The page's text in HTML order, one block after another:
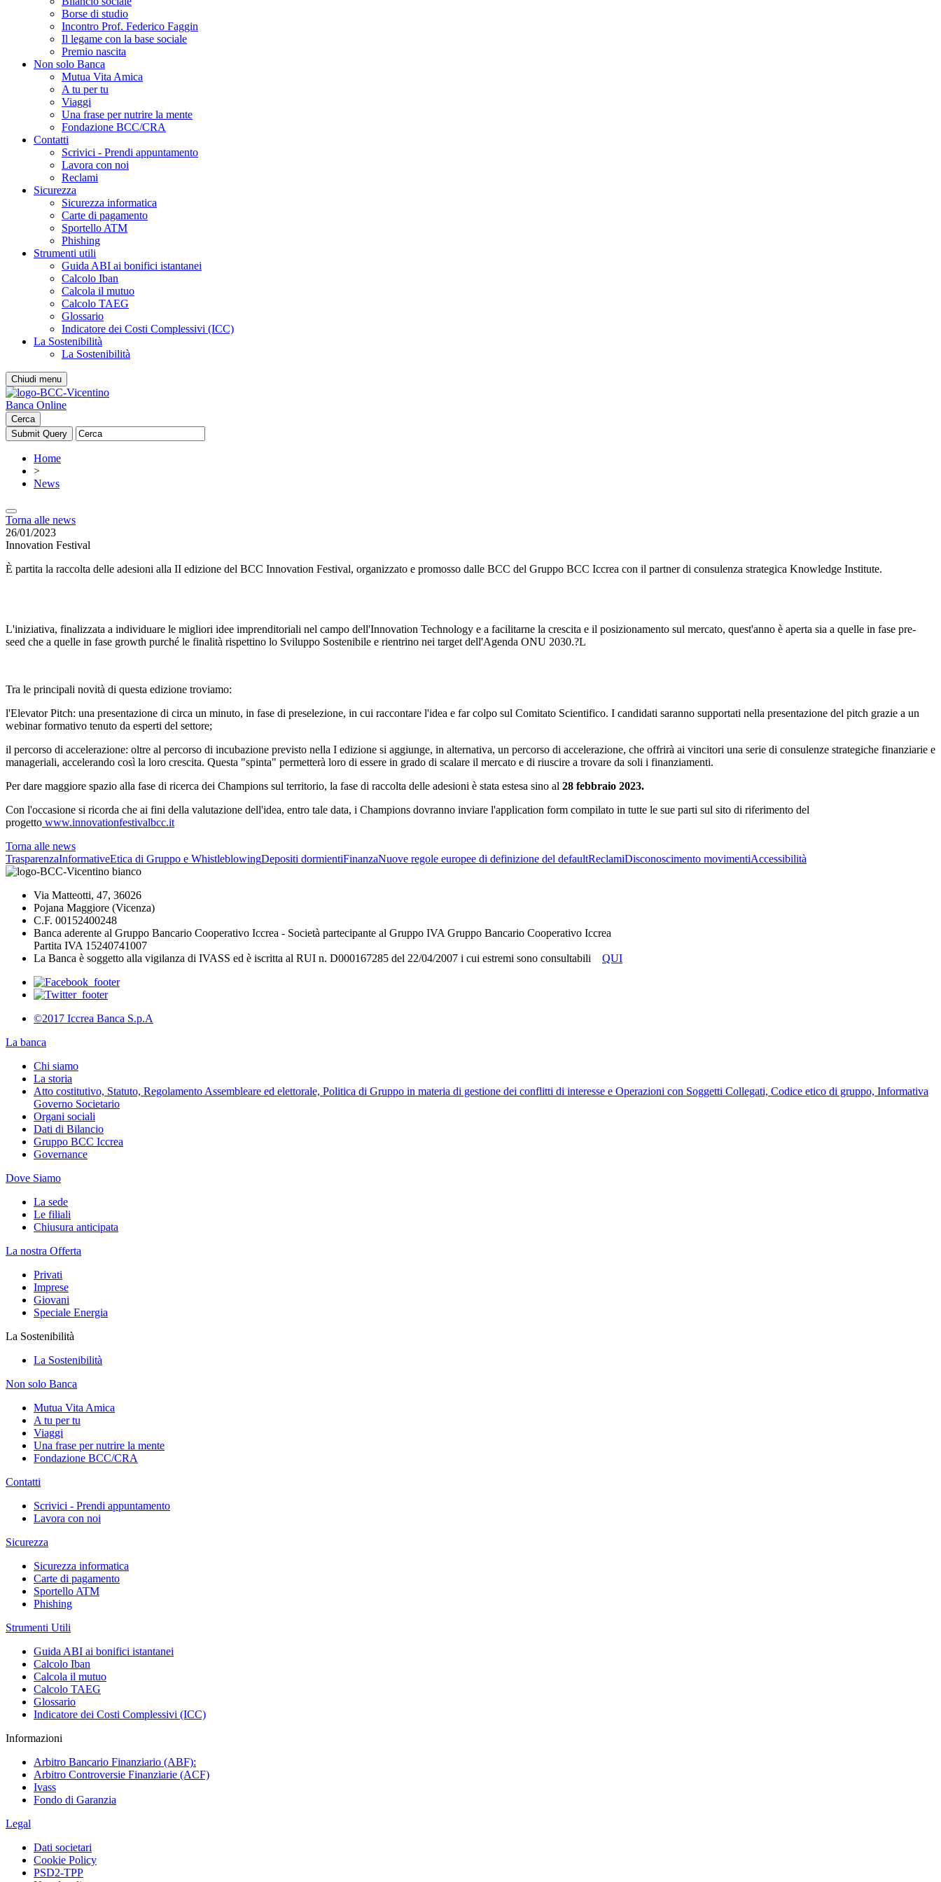
Borse di studio
Incontro Prof. Federico Faggin
Il legame con la base sociale
Premio nascita
Non solo Banca
Mutua Vita Amica
A tu per tu
Viaggi
Una frase per nutrire la mente
Fondazione BCC/CRA
Contatti
Scrivici - Prendi appuntamento
Lavora con noi
Reclami
Sicurezza
Sicurezza informatica
Carte di pagamento
Sportello ATM
Phishing
Strumenti utili
Guida ABI ai bonifici istantanei
Calcolo Iban
Calcola il mutuo
Calcolo TAEG
Glossario
Indicatore dei Costi Complessivi (ICC)
La Sostenibilità
La Sostenibilità
Chiudi menu
Banca Online
Cerca
Home
>
News
Torna alle news
26/01/2023
Innovation Festival
È partita la raccolta delle adesioni alla II edizione del BCC Innovation Festival, organizzato e promosso dalle BCC del Gruppo BCC Iccrea con il partner di consulenza strategica Knowledge Institute.
L'iniziativa, finalizzata a individuare le migliori idee imprenditoriali nel campo dell'Innovation Technology e a facilitarne la crescita e il posizionamento sul mercato, quest'anno è aperta sia a quelle in fase pre-
seed che a quelle in fase growth purché le finalità rispettino lo Sviluppo Sostenibile e rientrino nei target dell'Agenda ONU 2030.?L
Tra le principali novità di questa edizione troviamo:
l'Elevator Pitch: una presentazione di circa un minuto, in fase di preselezione, in cui raccontare l'idea e far colpo sul Comitato Scientifico. I candidati saranno supportati nella presentazione del pitch grazie a un
webinar formativo tenuto da esperti del settore;
il percorso di accelerazione: oltre al percorso di incubazione previsto nella I edizione si aggiunge, in alternativa, un percorso di accelerazione, che offrirà ai vincitori una serie di consulenze strategiche finanziarie e
manageriali, accelerando così la loro crescita. Questa "spinta" permetterà loro di essere in grado di scalare il mercato e di riuscire a trovare da soli i finanziamenti.
Per dare maggiore spazio alla fase di ricerca dei Champions sul territorio, la fase di raccolta delle adesioni è stata estesa sino al 28 febbraio 2023.
Con l'occasione si ricorda che ai fini della valutazione dell'idea, entro tale data, i Champions dovranno inviare l'application form compilato in tutte le sue parti sul sito di riferimento del
progetto www.innovationfestivalbcc.it
Torna alle news
TrasparenzaInformativeEtica di Gruppo e WhistleblowingDepositi dormientiFinanzaNuove regole europee di definizione del defaultReclamiDisconoscimento movimentiAccessibilità
Via Matteotti, 47, 36026
Pojana Maggiore (Vicenza)
C.F. 00152400248
Banca aderente al Gruppo Bancario Cooperativo Iccrea - Società partecipante al Gruppo IVA Gruppo Bancario Cooperativo Iccrea
Partita IVA 15240741007
La Banca è soggetto alla vigilanza di IVASS ed è iscritta al RUI n. D000167285 del 22/04/2007 i cui estremi sono consultabili QUI
©2017 Iccrea Banca S.p.A
La banca
Chi siamo
La storia
Atto costitutivo, Statuto, Regolamento Assembleare ed elettorale, Politica di Gruppo in materia di gestione dei conflitti di interesse e Operazioni con Soggetti Collegati, Codice etico di gruppo, Informativa
Governo Societario
Organi sociali
Dati di Bilancio
Gruppo BCC Iccrea
Governance
Dove Siamo
La sede
Le filiali
Chiusura anticipata
La nostra Offerta
Privati
Imprese
Giovani
Speciale Energia
La Sostenibilità
La Sostenibilità
Non solo Banca
Mutua Vita Amica
A tu per tu
Viaggi
Una frase per nutrire la mente
Fondazione BCC/CRA
Contatti
Scrivici - Prendi appuntamento
Lavora con noi
Sicurezza
Sicurezza informatica
Carte di pagamento
Sportello ATM
Phishing
Strumenti Utili
Guida ABI ai bonifici istantanei
Calcolo Iban
Calcola il mutuo
Calcolo TAEG
Glossario
Indicatore dei Costi Complessivi (ICC)
Informazioni
Arbitro Bancario Finanziario (ABF):
Arbitro Controversie Finanziarie (ACF)
Ivass
Fondo di Garanzia
Legal
Dati societari
Cookie Policy
PSD2-TPP